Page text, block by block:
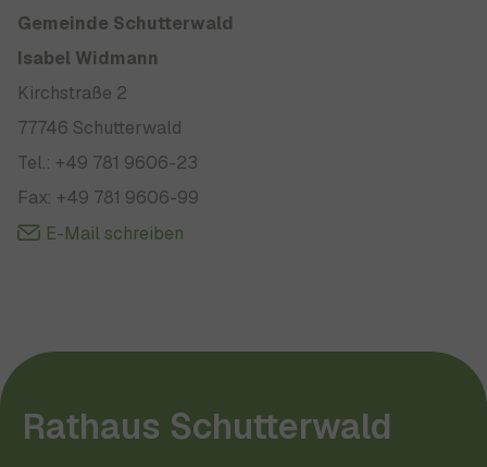
Gemeinde Schutterwald
Isabel Widmann
Kirchstraße 2
77746 Schutterwald
Tel.: +49 781 9606-23
Fax: +49 781 9606-99
E-Mail schreiben
Rathaus Schutterwald